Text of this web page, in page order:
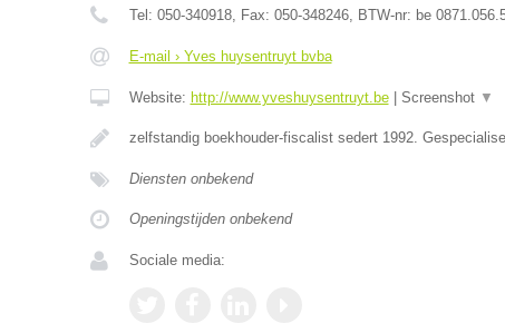
Tel: 050-340918, Fax: 050-348246, BTW-nr: be
E-mail › Yves huysentruyt bvba
Website: http://www.yveshuysentruyt.be| Screenshot ▼
zelfstandig boekhouder-fiscalist sedert 1992.
Diensten onbekend
Openingstijden onbekend
Sociale media: